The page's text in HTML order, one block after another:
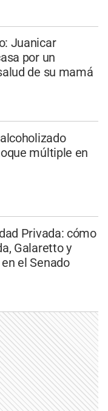
Juanicar
por un
de su mamá
múltiple en
Privada: cómo
Galaretto y
el Senado